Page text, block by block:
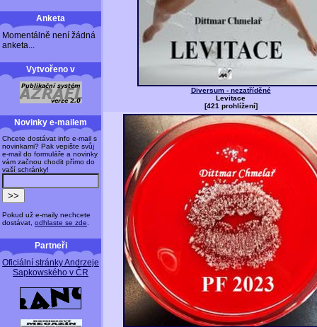
Anketa
Momentálně není žádná
anketa...
Vytvořeno v
Novinky e-mailem
Chcete dostávat info e-mail s
novinkami? Pak vepište svůj
e-mail do formuláře a novinky
vám začnou chodit přímo do
vaší schránky!
Pokud už e-maily nechcete
dostávat, odhlaste se zde
Partneři
Oficiální stránky Andrzeje
Sapkowského v ČR
Diversum - nezatříděné
Levitace
[421 prohlížení]